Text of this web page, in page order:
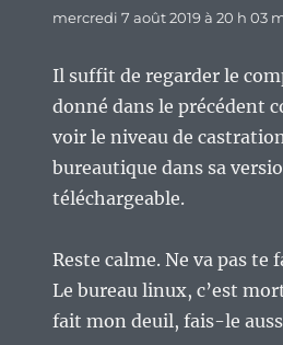
mercredi 7 août 2019 à 20 h 03
Il suffit de regarder le
donné dans le précédent
voir le niveau de
bureautique dans sa
téléchargeable.
Reste calme. Ne va pas te
Le bureau linux, c’est
fait mon deuil, fais-le